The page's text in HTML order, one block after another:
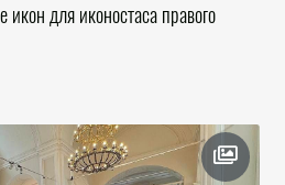
для иконостаса правого